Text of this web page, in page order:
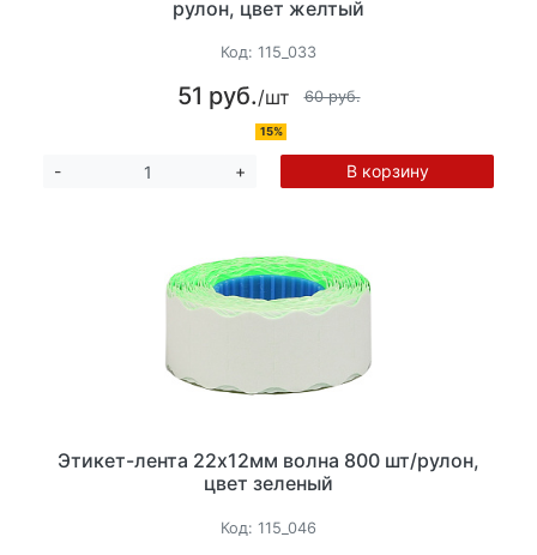
рулон, цвет желтый
Код: 115_033
51 руб./шт 60 руб.
15%
- + В корзину
Этикет-лента 22х12мм волна 800 шт/рулон,
цвет зеленый
Код: 115_046